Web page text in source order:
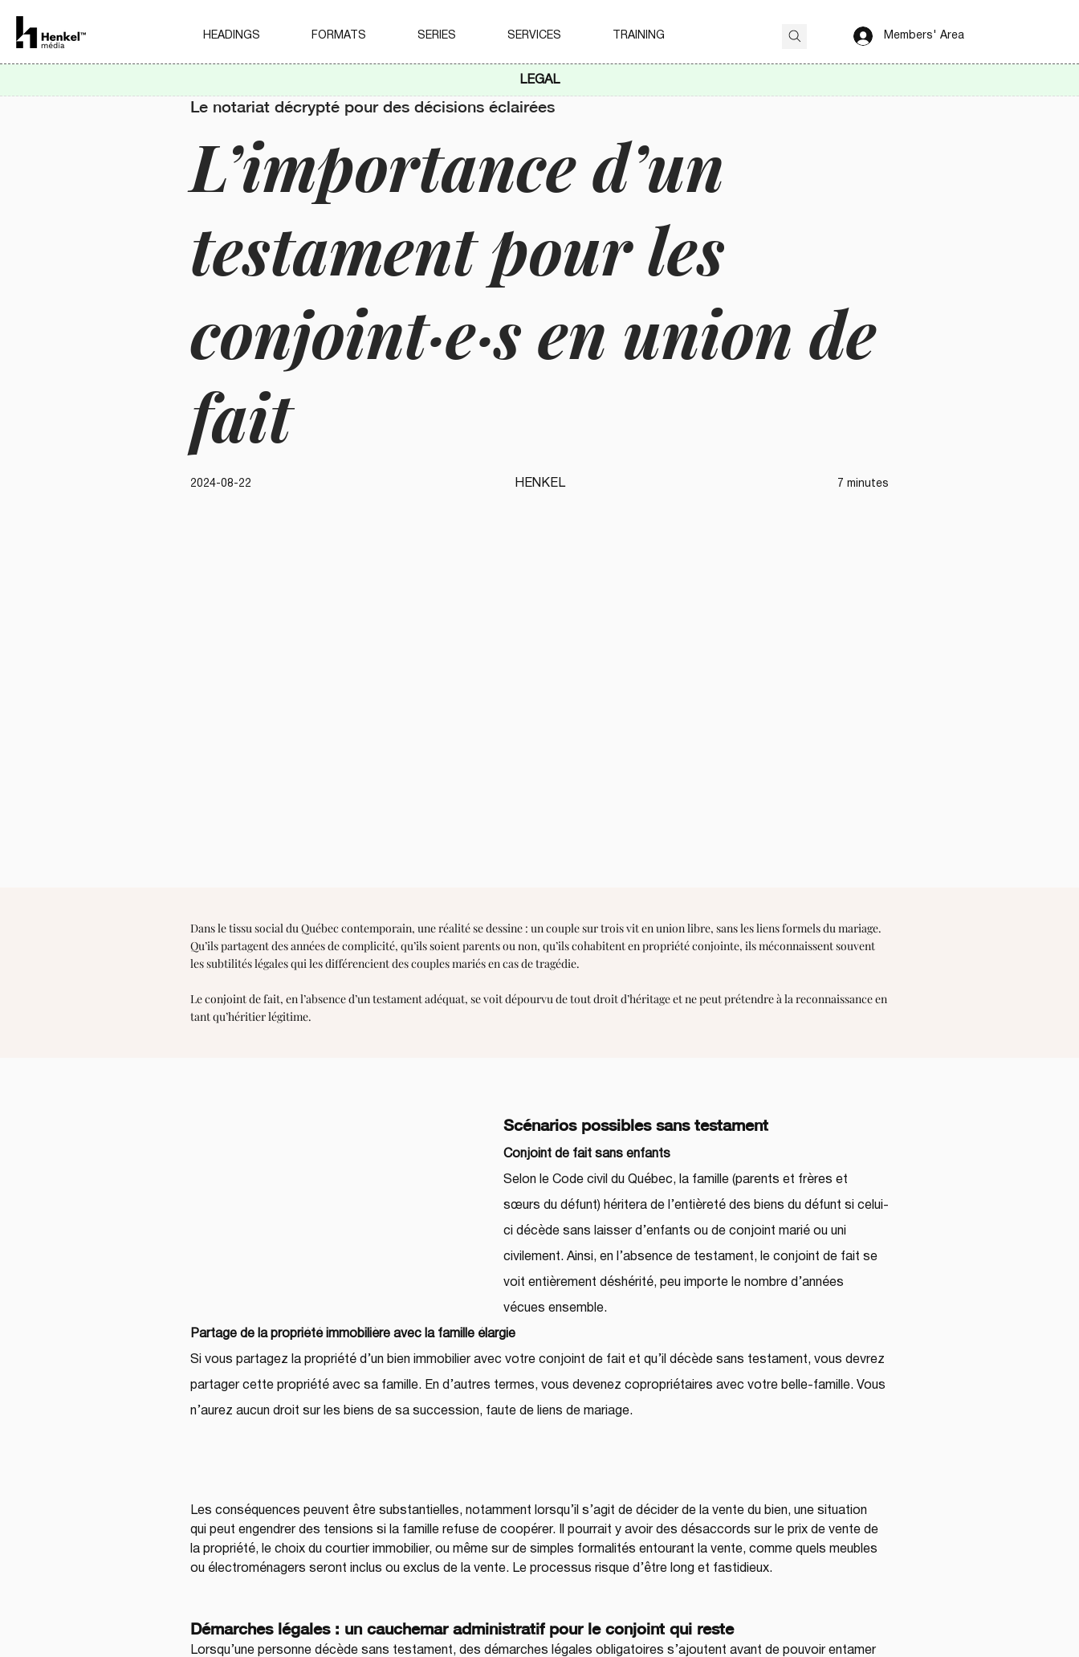
HEADINGS FORMATS SERIES SERVICES TRAINING Members' Area
Le notariat décrypté pour des décisions éclairées
L’importance d’un
testament pour les
conjoint·e·s en union de
fait
2024-08-22 HENKEL 7 minutes
Dans le tissu social du Québec contemporain, une réalité se dessine : un couple sur trois vit en union libre, sans les liens formels du mariage.
Qu’ils partagent des années de complicité, qu’ils soient parents ou non, qu’ils cohabitent en propriété conjointe, ils méconnaissent souvent
les subtilités légales qui les différencient des couples mariés en cas de tragédie.
Le conjoint de fait, en l’absence d’un testament adéquat, se voit dépourvu de tout droit d’héritage et ne peut prétendre à la reconnaissance en
tant qu’héritier légitime.
Scénarios possibles sans testament
Conjoint de fait sans enfants
Selon le Code civil du Québec, la famille (parents et frères et
sœurs du défunt) héritera de l’entièreté des biens du défunt si celui-
ci décède sans laisser d’enfants ou de conjoint marié ou uni
civilement. Ainsi, en l’absence de testament, le conjoint de fait se
voit entièrement déshérité, peu importe le nombre d’années
vécues ensemble.
Partage de la propriété immobilière avec la famille élargie
Si vous partagez la propriété d’un bien immobilier avec votre conjoint de fait et qu’il décède sans testament, vous devrez
partager cette propriété avec sa famille. En d’autres termes, vous devenez copropriétaires avec votre belle-famille. Vous
n’aurez aucun droit sur les biens de sa succession, faute de liens de mariage.
Les conséquences peuvent être substantielles, notamment lorsqu’il s’agit de décider de la vente du bien, une situation
qui peut engendrer des tensions si la famille refuse de coopérer. Il pourrait y avoir des désaccords sur le prix de vente de
la propriété, le choix du courtier immobilier, ou même sur de simples formalités entourant la vente, comme quels meubles
ou électroménagers seront inclus ou exclus de la vente. Le processus risque d’être long et fastidieux.
Démarches légales : un cauchemar administratif pour le conjoint qui reste
Lorsqu’une personne décède sans testament, des démarches légales obligatoires s’ajoutent avant de pouvoir entamer
LEGAL